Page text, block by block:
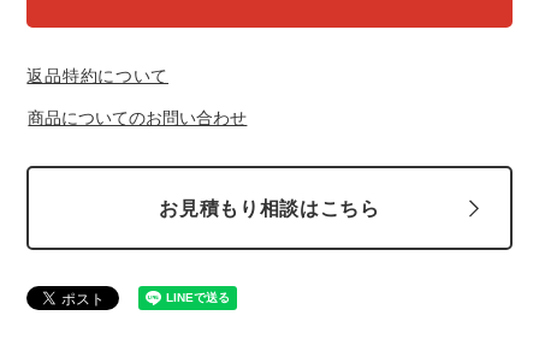
返品特約について
商品についてのお問い合わせ
お見積もり相談はこちら